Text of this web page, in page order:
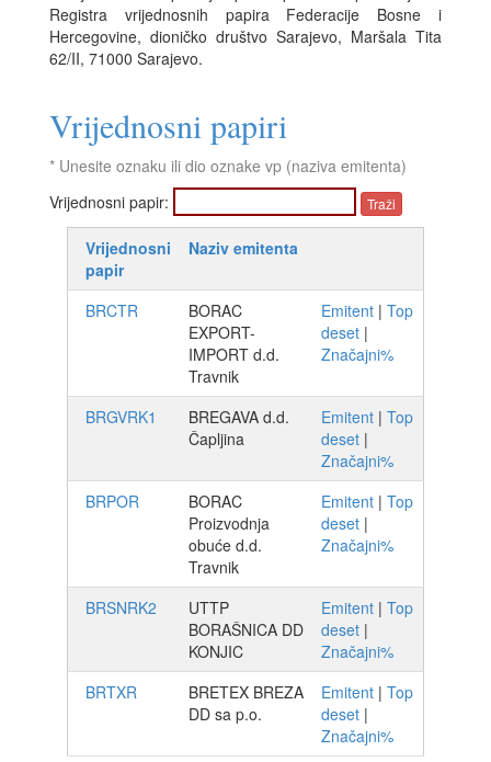
Registra vrijednosnih papira Federacije Bosne i
Hercegovine, dioničko društvo Sarajevo, Maršala Tita
62/II, 71000 Sarajevo.
Vrijednosni papiri
* Unesite oznaku ili dio oznake vp (naziva emitenta)
Vrijednosni papir:
Vrijednosni
papir
Naziv emitenta
BRCTR
BORAC
EXPORT-
IMPORT d.d.
Travnik
Emitent | Top
deset |
Značajni%
BRGVRK1
BREGAVA d.d.
Čapljina
Emitent | Top
deset |
Značajni%
BRPOR
BORAC
Proizvodnja
obuće d.d.
Travnik
Emitent | Top
deset |
Značajni%
BRSNRK2
UTTP
BORAŠNICA DD
KONJIC
Emitent | Top
deset |
Značajni%
BRTXR
BRETEX BREZA
DD sa p.o.
Emitent | Top
deset |
Značajni%